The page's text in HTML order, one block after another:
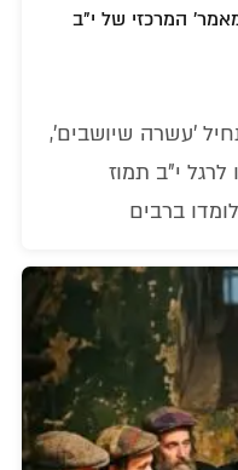
המרכזי של י"ב
'עשרה שיושבים',
י"ב תמוז
ברבים